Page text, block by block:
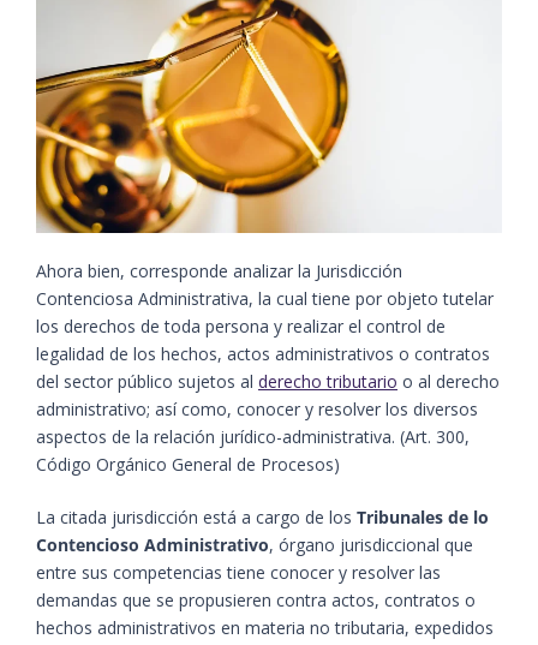
Ahora bien, corresponde analizar la Jurisdicción
Contenciosa Administrativa, la cual tiene por objeto tutelar
los derechos de toda persona y realizar el control de
legalidad de los hechos, actos administrativos o contratos
del sector público sujetos al derecho tributario o al derecho
administrativo; así como, conocer y resolver los diversos
aspectos de la relación jurídico-administrativa. (Art. 300,
Código Orgánico General de Procesos)
La citada jurisdicción está a cargo de los Tribunales de lo
Contencioso Administrativo, órgano jurisdiccional que
entre sus competencias tiene conocer y resolver las
demandas que se propusieren contra actos, contratos o
hechos administrativos en materia no tributaria, expedidos